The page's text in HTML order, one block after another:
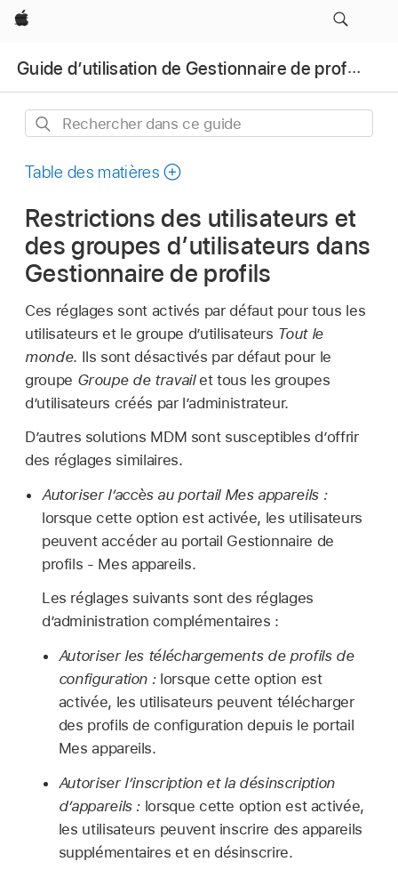
Apple
Guide d’utilisation de Gestionnaire de profils
Rechercher
ce
Table des matières
Restrictions des utilisateurs et
des groupes d’utilisateurs dans
Gestionnaire de profils
Ces réglages sont activés par défaut pour tous les
utilisateurs et le groupe d’utilisateurs Tout le
monde. Ils sont désactivés par défaut pour le
groupe Groupe de travailet tous les groupes
d’utilisateurs créés par l’administrateur.
D’autres solutions MDM sont susceptibles d’offrir
des réglages similaires.
Autoriser l’accès au portail Mes appareils :
lorsque cette option est activée, les utilisateurs
peuvent accéder au portail Gestionnaire de
profils - Mes appareils.
Les réglages suivants sont des réglages
d’administration complémentaires :
Autoriser les téléchargements de profils de
configuration :lorsque cette option est
activée, les utilisateurs peuvent télécharger
des profils de configuration depuis le portail
Mes appareils.
Autoriser l’inscription et la désinscription
d’appareils : lorsque cette option est activée,
les utilisateurs peuvent inscrire des appareils
supplémentaires et en désinscrire.